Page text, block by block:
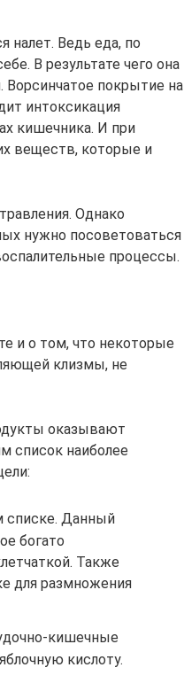
налет. Ведь еда, по
В результате чего она
Ворсинчатое покрытие на
интоксикация
кишечника. И при
веществ, которые и
Однако
нужно посоветоваться
процессы.
и о том, что некоторые
клизмы, не
оказывают
список наиболее
списке. Данный
богато
Также
для размножения
кишечные
кислоту.